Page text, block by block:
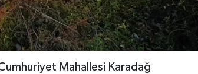
Mahallesi Karadağ